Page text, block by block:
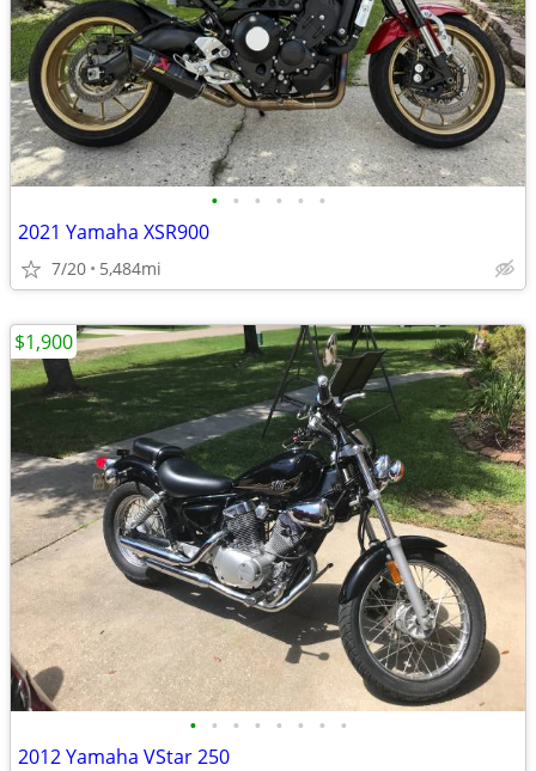
• • • • • •
2021 Yamaha XSR900
7/20 5,484mi
• • • • • • • •
2012 Yamaha VStar 250
$1,900